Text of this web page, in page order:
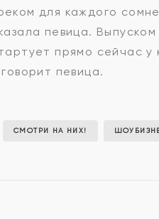
для каждого
певица.
прямо сейчас
певица.
СМОТРИ НА НИХ!